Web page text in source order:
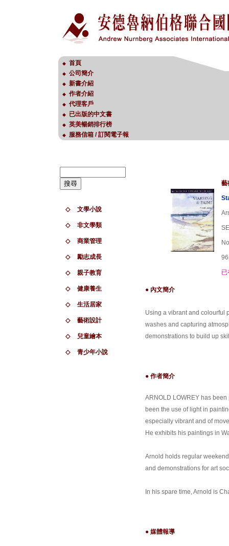
◆ 首頁
◆ 公司簡介
◆ 新書介紹
◆ 作者介紹
◆ 代理客戶
◆ 已出版的中文書
◆ 英美暢銷排行榜
◆ 服務信箱 / 訂閱電子報
◇ 文學小說
◇ 非文學類
◇ 商業管理
◇ 勵志成長
◇ 親子教育
◇ 健康養生
◇ 生活居家
◇ 藝術設計
◇ 兒童繪本
◇ 青少年小說
藝
● 內文簡介
Using a vibrant and colourful
washes and capturing
demonstrations to build up
● 作者簡介
ARNOLD LOWREY has
been the use of light in
especially vibrant and of
He exhibits his paintings in
Arnold holds regular
and demonstrations for art
In his spare time, Arnold is
● 媒體報導